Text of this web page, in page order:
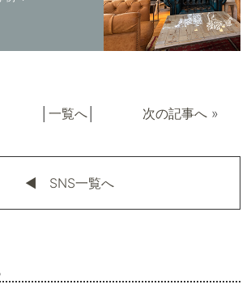
一覧へ│ 次の記事へ»
◀︎ SNS一覧へ